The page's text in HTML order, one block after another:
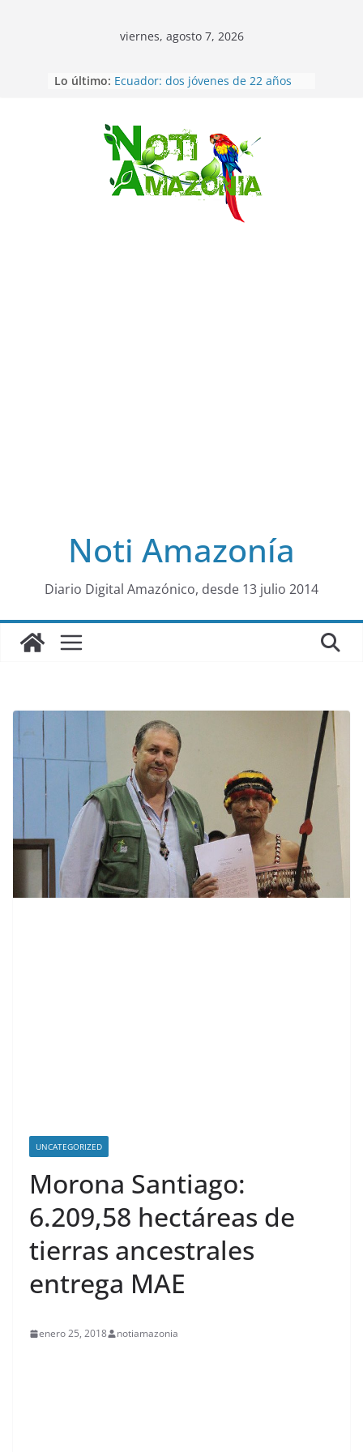
Saltar
al
viernes, agosto 7, 2026
Lo último: Ecuador: dos jóvenes de 22 años
Sentencian a 34 años de prisión a
implicados en caso de Alison,
oriunda de Tena
Vozinha, el arquero sensación de
cabo Verde, ya llegó para
incorporarse a Colo Colo de Chile
Pastaza: la parroquia Diez de
Noti Amazonía
Diario Digital Amazónico, desde 13 julio 2014
UNCATEGORIZED
Morona Santiago:
6.209,58 hectáreas de
tierras ancestrales
entrega MAE
enero 25, 2018 notiamazonia